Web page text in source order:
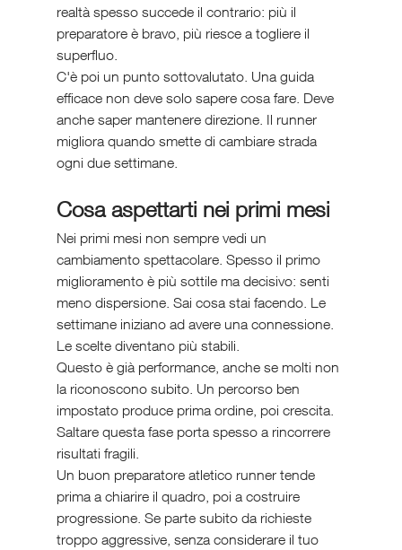
realtà spesso succede il contrario: più il
preparatore è bravo, più riesce a togliere il
superfluo.
C'è poi un punto sottovalutato. Una guida
efficace non deve solo sapere cosa fare. Deve
anche saper mantenere direzione. Il runner
migliora quando smette di cambiare strada
ogni due settimane.
Cosa aspettarti nei primi mesi
Nei primi mesi non sempre vedi un
cambiamento spettacolare. Spesso il primo
miglioramento è più sottile ma decisivo: senti
meno dispersione. Sai cosa stai facendo. Le
settimane iniziano ad avere una connessione.
Le scelte diventano più stabili.
Questo è già performance, anche se molti non
la riconoscono subito. Un percorso ben
impostato produce prima ordine, poi crescita.
Saltare questa fase porta spesso a rincorrere
risultati fragili.
Un buon preparatore atletico runner tende
prima a chiarire il quadro, poi a costruire
progressione. Se parte subito da richieste
troppo aggressive, senza considerare il tuo